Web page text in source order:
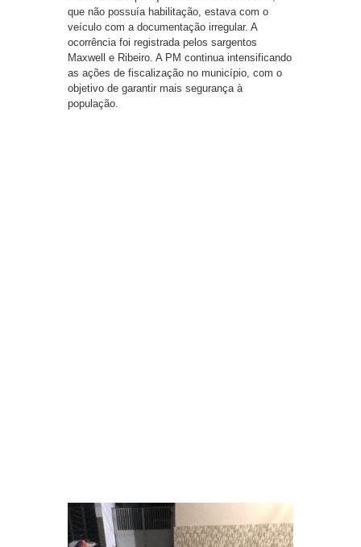
que não possuía habilitação, estava com o
veículo com a documentação irregular. A
ocorrência foi registrada pelos sargentos
Maxwell e Ribeiro. A PM continua intensificando
as ações de fiscalização no município, com o
objetivo de garantir mais segurança à
população.